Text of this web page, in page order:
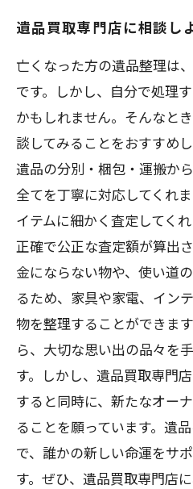
遺品買取専門店に相談し
亡くなった方の遺品整理は
です。しかし、自分で処理
かもしれません。そんなと
談してみることをおすすめ
遺品の分別・梱包・運搬か
全てを丁寧に対応してくれ
イテムに細かく査定してく
正確で公正な査定額が算出
金にならない物や、使い道
るため、家具や家電、イン
物を整理することができま
ら、大切な思い出の品々を
す。しかし、遺品買取専門
すると同時に、新たなオー
ることを願っています。遺
で、誰かの新しい命運をサ
す。ぜひ、遺品買取専門店